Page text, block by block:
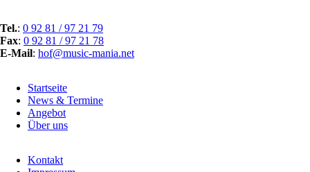
Tel.: 0 92 81 / 97 21 79
Fax: 0 92 81 / 97 21 78
E-Mail: hof@music-mania.net
überspringen
Startseite
News & Termine
Angebot
Über uns
überspringen
Kontakt